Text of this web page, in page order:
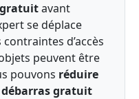
avant
se déplace
d’accès
peuvent être
pouvons réduire
débarras gratuit